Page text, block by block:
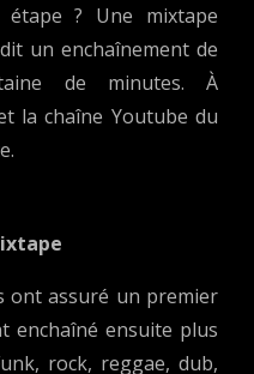
étape ? Une mixtape
un enchaînement de
de minutes. À
la chaîne Youtube du
ont assuré un premier
enchaîné ensuite plus
rock, reggae, dub,